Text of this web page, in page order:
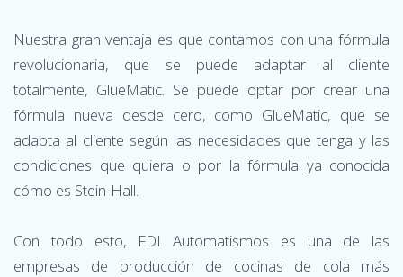
Nuestra gran ventaja es que contamos con una fórmula
revolucionaria, que se puede adaptar al cliente
totalmente, GlueMatic. Se puede optar por crear una
fórmula nueva desde cero, como GlueMatic, que se
adapta al cliente según las necesidades que tenga y las
condiciones que quiera o por la fórmula ya conocida
cómo es Stein-Hall.
Con todo esto, FDI Automatismos es una de las
empresas de producción de cocinas de cola más